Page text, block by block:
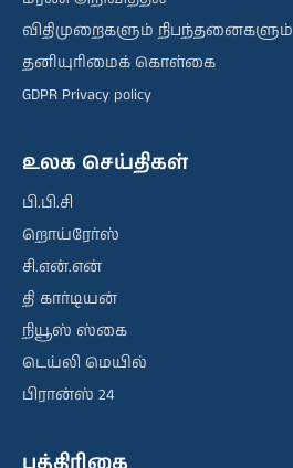
விதிமுறைகளும் நிபந்தனைகளும்
தனியுரிமைக் கொள்கை
GDPR Privacy policy
உலக செய்திகள்
பி.பி.சி
றொய்ரேர்ஸ்
சி.என்.என்
தி கார்டியன்
நியூஸ் ஸ்கை
டெய்லி மெயில்
பிரான்ஸ் 24